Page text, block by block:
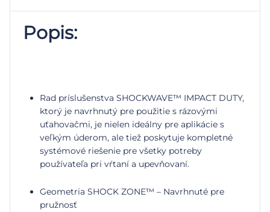
Popis:
Rad príslušenstva SHOCKWAVE™ IMPACT DUTY,
ktorý je navrhnutý pre použitie s rázovými
uťahovačmi, je nielen ideálny pre aplikácie s
veľkým úderom, ale tiež poskytuje kompletné
systémové riešenie pre všetky potreby
používateľa pri vŕtaní a upevňovaní.
Geometria SHOCK ZONE™ – Navrhnuté pre
pružnosť